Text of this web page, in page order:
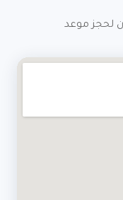
لحجز موعد